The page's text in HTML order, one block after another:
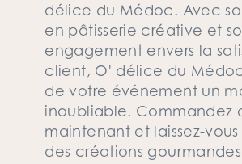
délice du Médoc. Avec
en pâtisserie créative et
engagement envers la
client, O' délice du
de votre événement un
inoubliable. Commandez
maintenant et laissez-
des créations